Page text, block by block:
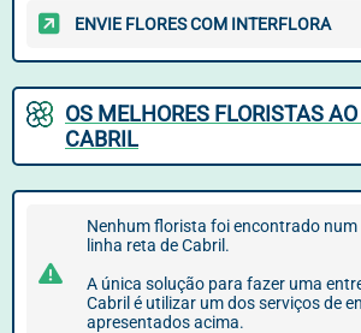
ENVIE FLORES COM INTERFLORA
OS MELHORES FLORISTAS AO
CABRIL
Nenhum florista foi encontrado num
linha reta de Cabril.
A única solução para fazer uma
Cabril é utilizar um dos serviços de
apresentados acima.